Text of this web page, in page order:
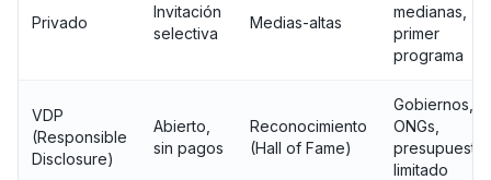
Privado
Invitación
selectiva
Medias-altas
medianas,
primer
programa
VDP
(Responsible
Disclosure)
Abierto,
sin pagos
Reconocimiento
(Hall of Fame)
Gobiernos,
ONGs,
presupuesto
limitado